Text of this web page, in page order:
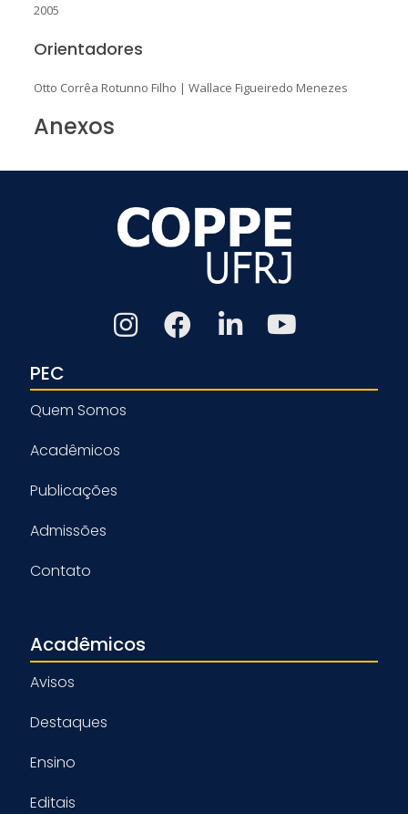
2005
Orientadores
Otto Corrêa Rotunno Filho | Wallace Figueiredo Menezes
Anexos
PEC
Quem Somos
Acadêmicos
Publicações
Admissões
Contato
Acadêmicos
Avisos
Destaques
Ensino
Editais